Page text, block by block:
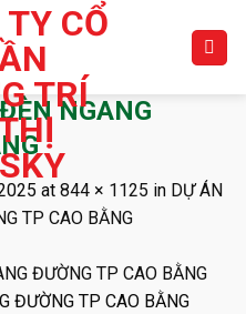
NGANG
at 844 × 1125 in DỰ ÁN
TP CAO BẰNG
ĐƯỜNG TP CAO BẰNG